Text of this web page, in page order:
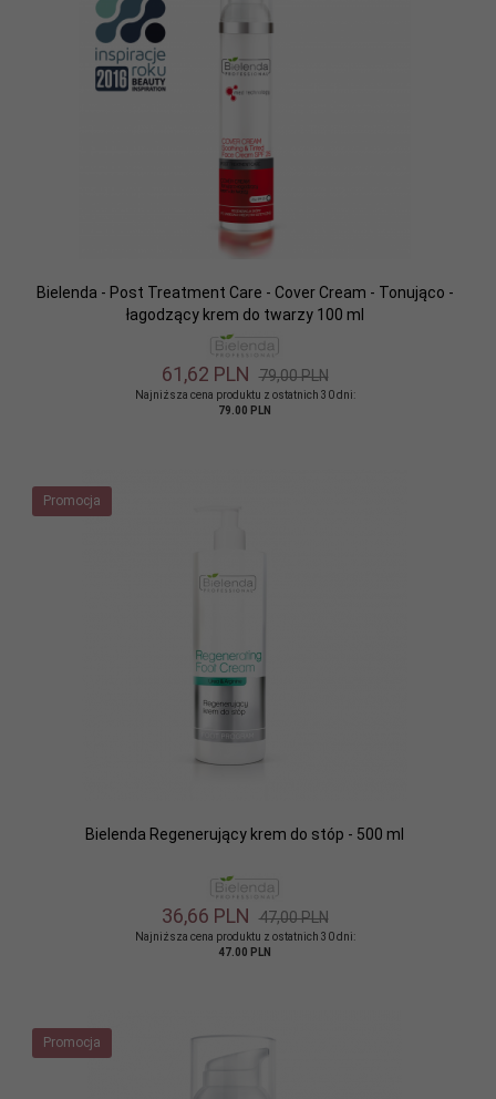
Bielenda - Post Treatment Care - Cover Cream - Tonująco -
łagodzący krem do twarzy 100 ml
61,62 PLN 79,00 PLN
Najniższa cena produktu z ostatnich 30 dni:
79.00 PLN
Promocja
Bielenda Regenerujący krem do stóp - 500 ml
36,66 PLN 47,00 PLN
Najniższa cena produktu z ostatnich 30 dni:
47.00 PLN
Promocja